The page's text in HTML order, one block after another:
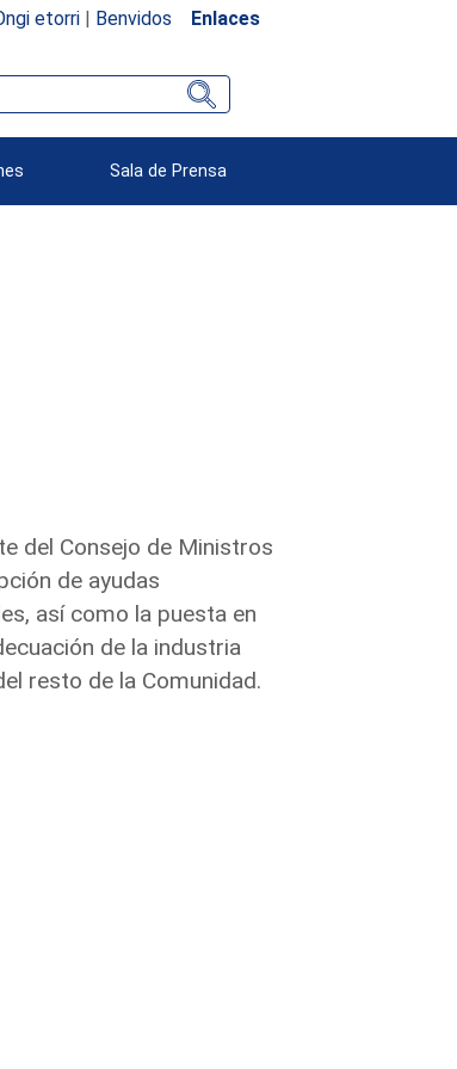
etorri| Benvidos Enlaces
Sala de Prensa
del Consejo de Ministros
de ayudas
así como la puesta en
de la industria
resto de la Comunidad.